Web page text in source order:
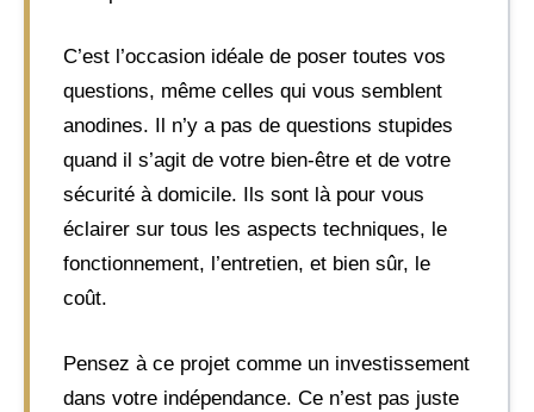
C’est l’occasion idéale de poser toutes vos
questions, même celles qui vous semblent
anodines. Il n’y a pas de questions stupides
quand il s’agit de votre bien-être et de votre
sécurité à domicile. Ils sont là pour vous
éclairer sur tous les aspects techniques, le
fonctionnement, l’entretien, et bien sûr, le
coût.
Pensez à ce projet comme un investissement
dans votre indépendance. Ce n’est pas juste